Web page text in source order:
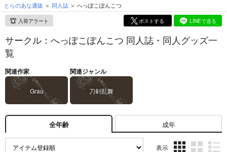
とらのあな通販 同人誌 へっぽこぽんこつ
入荷アラート ポストする LINEで送る
サークル：へっぽこぽんこつ 同人誌・同人グッズ一
覧
関連作家
Grau
関連ジャンル
刀剣乱舞
全年齢 成年
表示